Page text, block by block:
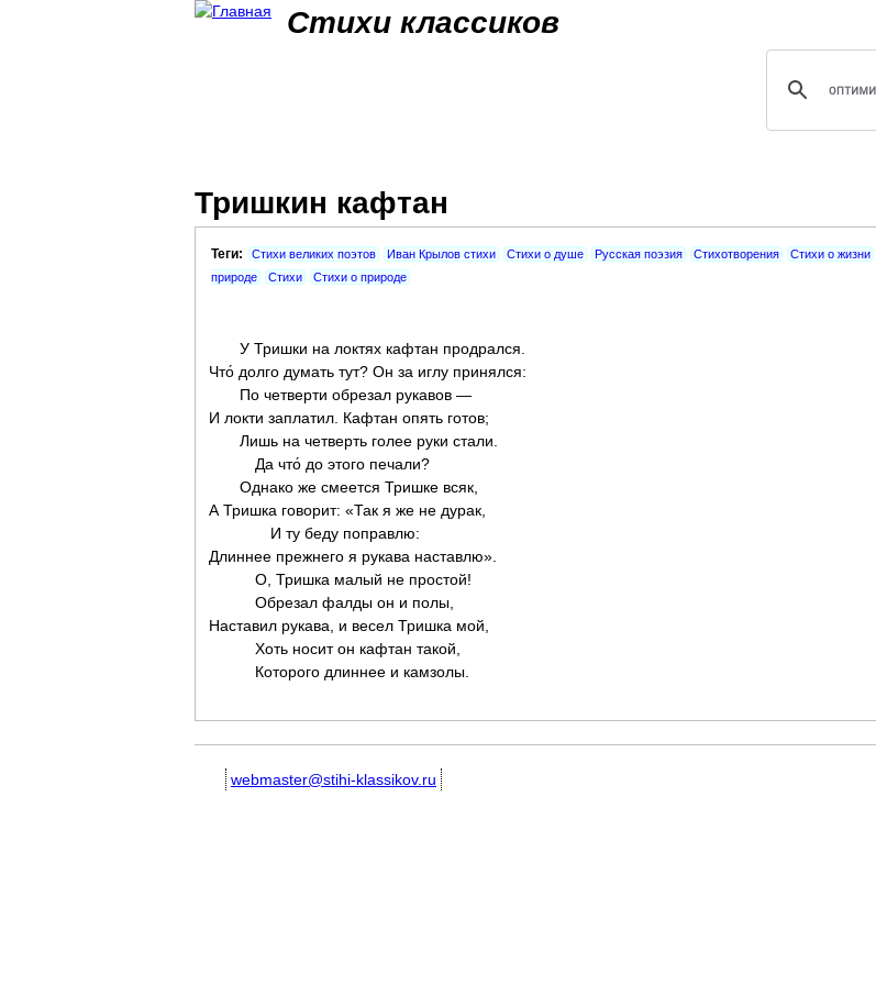
Стихи классиков
Тришкин кафтан
Теги: Стихи великих поэтов Иван Крылов стихи Стихи о душе Русская поэзия Стихотворения Стихи о жизни
природе
Стихи Стихи о природе
У Тришки на локтях кафтан продрался.
Что́ долго думать тут? Он за иглу принялся:
По четверти обрезал рукавов —
И локти заплатил. Кафтан опять готов;
Лишь на четверть голее руки стали.
Да что́ до этого печали?
Однако же смеется Тришке всяк,
А Тришка говорит: «Так я же не дурак,
И ту беду поправлю:
Длиннее прежнего я рукава наставлю».
О, Тришка малый не простой!
Обрезал фалды он и полы,
Наставил рукава, и весел Тришка мой,
Хоть носит он кафтан такой,
Которого длиннее и камзолы.
webmaster@stihi-klassikov.ru